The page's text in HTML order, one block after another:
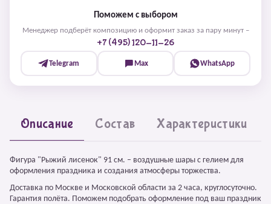
Поможем с выбором
Менеджер подберёт композицию и оформит заказ за пару минут –
+7 (495) 120-11-26
Telegram Max WhatsApp
Описание Состав Характеристики
Фигура "Рыжий лисенок" 91 см. – воздушные шары с гелием для
оформления праздника и создания атмосферы торжества.
Доставка по Москве и Московской области за 2 часа, круглосуточно.
Гарантия полёта. Поможем подобрать оформление под ваш праздник